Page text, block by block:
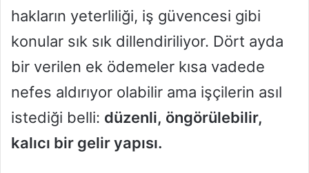
hakların yeterliliği, iş güvencesi gibi
konular sık sık dillendiriliyor. Dört ayda
bir verilen ek ödemeler kısa vadede
nefes aldırıyor olabilir ama işçilerin asıl
istediği belli: düzenli, öngörülebilir,
kalıcı bir gelir yapısı.